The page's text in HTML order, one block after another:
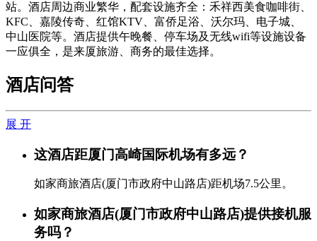
站。酒店周边商业繁华，配套设施齐全：禾祥西美食咖啡街、
KFC、嘉陵传奇、红馆KTV、富侨足浴、沃尔玛、电子城、
中山医院等。酒店提供午晚餐、停车场及无线wifi等设施设备
一应俱全，是来厦旅游、商务的最佳选择。
酒店问答
展 开
这酒店距厦门高崎国际机场有多远？
如家商旅酒店(厦门市政府中山路店)距机场7.5公里。
如家商旅酒店(厦门市政府中山路店)提供接机服
务吗？